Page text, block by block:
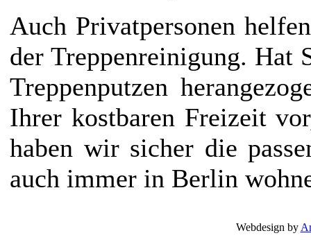
Auch Privatpersonen
der Treppenreinigung. Hat
Treppenputzen
Ihrer kostbaren Freizeit
haben wir sicher die
auch immer in Berlin
Webdesign by